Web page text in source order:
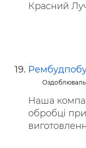
Красний
Наша
обробці